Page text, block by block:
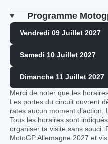
Programme
Vendredi 09 Juillet 2027
Samedi 10 Juillet 2027
Dimanche 11 Juillet 2027
Merci de noter que les
Les portes du circuit ouvrent
rates aucun moment d’action.
Tous les horaires sont
organiser ta visite sans souci.
MotoGP Allemagne 2027 et